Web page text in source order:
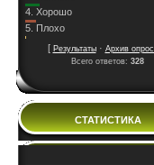
4. Хорошо
5. Плохо
[ Результаты· Архив
Всего ответов: 328
СТАТИСТИКА